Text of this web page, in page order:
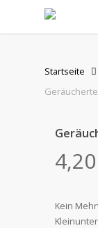
main
Startseite
4,20
Kein